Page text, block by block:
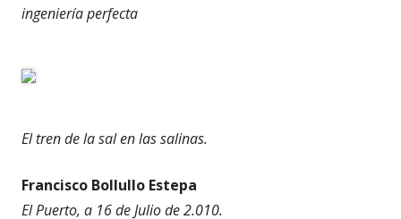
ingeniería perfecta
El tren de la sal en las salinas.
Francisco Bollullo Estepa
El Puerto, a 16 de Julio de 2.010.